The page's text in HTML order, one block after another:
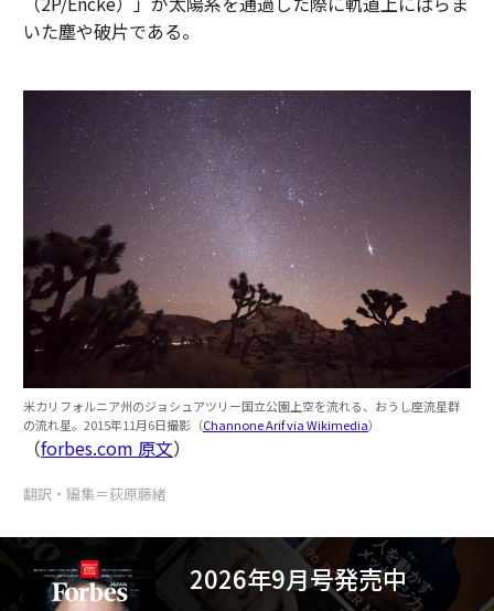
いた塵や破片である。
米カリフォルニア州のジョシュアツリー国立公園上空を流れる、おうし座流星群
の流れ星。2015年11月6日撮影（Channone Arif via Wikimedia）
（forbes.com 原文）
翻訳・編集＝荻原藤緒
2026年9月号発売中